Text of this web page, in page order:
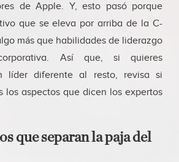
de Apple. Y, esto pasó porque
que se eleva por arriba de la C-
más que habilidades de liderazgo
Así que, si quieres
líder diferente al resto, revisa si
los aspectos que dicen los expertos
que separan la paja del